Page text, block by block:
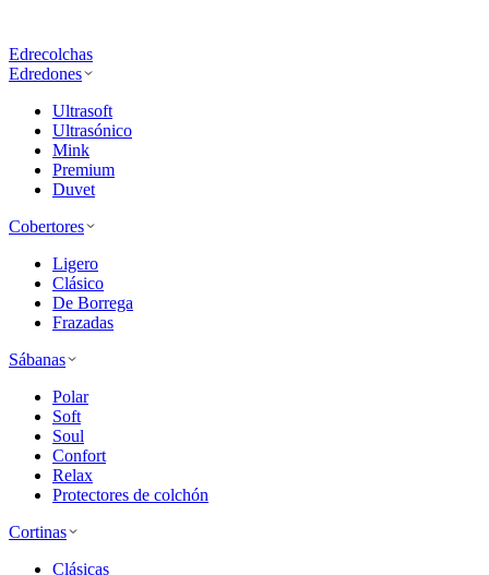
Edrecolchas
Edredones
Ultrasoft
Ultrasónico
Mink
Premium
Duvet
Cobertores
Ligero
Clásico
De Borrega
Frazadas
Sábanas
Polar
Soft
Soul
Confort
Relax
Protectores de colchón
Cortinas
Clásicas